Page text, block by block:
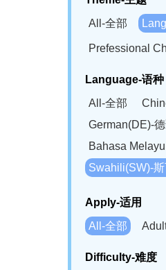
All-全部
Prefessional
Language-语种
All-全部
German(DE)-
Bahasa
Swahili(SW)-
Apply-适用
All-全部
Difficulty-难度